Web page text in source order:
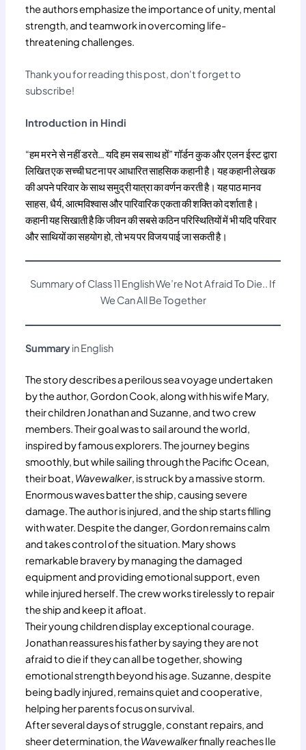
the authors emphasize the importance of unity, mental
strength, and teamwork in overcoming life-
threatening challenges.
Thank you for reading this post, don't forget to
subscribe!
Introduction in Hindi
“हम मरने से नहीं डरते… यदि हम सब साथ हों” गॉर्डन कुक और एलन ईस्ट द्वारा
लिखित एक सच्ची घटना पर आधारित साहसिक कहानी है। यह कहानी लेखक
की अपने परिवार के साथ समुद्री यात्रा का वर्णन करती है। यह पाठ मानव
साहस, धैर्य, आत्मविश्वास और पारिवारिक एकता की शक्ति को दर्शाता है।
कहानी यह सिखाती है कि जीवन की सबसे कठिन परिस्थितियों में भी यदि परिवार
और साथियों का सहयोग हो, तो भय पर विजय पाई जा सकती है।
Summary of Class 11 English We’re Not Afraid To Die.. If
We Can All Be Together
Summaryin English
The story describes a perilous sea voyage undertaken
by the author, Gordon Cook, along with his wife Mary,
their children Jonathan and Suzanne, and two crew
members. Their goal was to sail around the world,
inspired by famous explorers. The journey begins
smoothly, but while sailing through the Pacific Ocean,
their boat, Wavewalker, is struck by a massive storm.
Enormous waves batter the ship, causing severe
damage. The author is injured, and the ship starts filling
with water. Despite the danger, Gordon remains calm
and takes control of the situation. Mary shows
remarkable bravery by managing the damaged
equipment and providing emotional support, even
while injured herself. The crew works tirelessly to repair
the ship and keep it afloat.
Their young children display exceptional courage.
Jonathan reassures his father by saying they are not
afraid to die if they can all be together, showing
emotional strength beyond his age. Suzanne, despite
being badly injured, remains quiet and cooperative,
helping her parents focus on survival.
After several days of struggle, constant repairs, and
sheer determination, theWavewalkerfinally reaches Ile